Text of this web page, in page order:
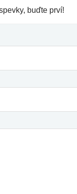
buďte prví!